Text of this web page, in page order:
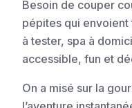
Besoin de couper
pépites qui
à tester, spa à
accessible, fun et
On a misé sur la